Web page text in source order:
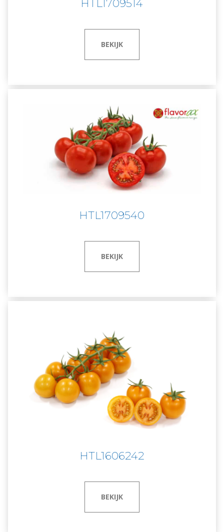
HTL1709514
BEKIJK
HTL1709540
BEKIJK
HTL1606242
BEKIJK